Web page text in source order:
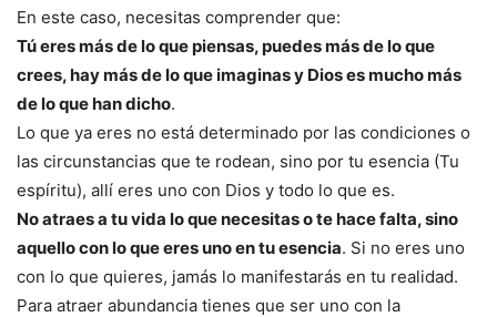
En este caso, necesitas comprender que:
Tú eres más de lo que piensas, puedes más de lo que
crees, hay más de lo que imaginas y Dios es mucho más
de lo que han dicho.
Lo que ya eres no está determinado por las condiciones o
las circunstancias que te rodean, sino por tu esencia (Tu
espíritu), allí eres uno con Dios y todo lo que es.
No atraes a tu vida lo que necesitas o te hace falta, sino
aquello con lo que eres uno en tu esencia. Si no eres uno
con lo que quieres, jamás lo manifestarás en tu realidad.
Para atraer abundancia tienes que ser uno con la